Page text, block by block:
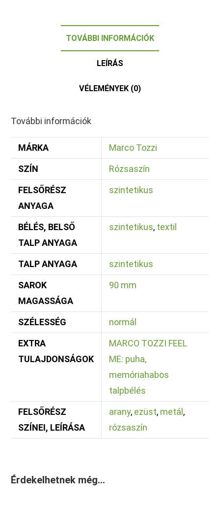
TOVÁBBI INFORMÁCIÓK
LEÍRÁS
VÉLEMÉNYEK (0)
További információk
MÁRKA Marco Tozzi
SZÍN Rózsaszín
FELSŐRÉSZ
ANYAGA
szintetikus
BÉLÉS, BELSŐ
TALP ANYAGA
szintetikus, textil
TALP ANYAGA szintetikus
SAROK
MAGASSÁGA
90 mm
SZÉLESSÉG normál
EXTRA
TULAJDONSÁGOK
MARCO TOZZI FEEL
ME: puha,
memóriahabos
talpbélés
FELSŐRÉSZ
SZÍNEI, LEÍRÁSA
arany, ezüst, metál ,
rózsaszín
Érdekelhetnek még…